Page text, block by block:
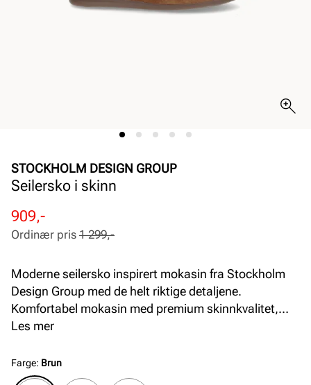
STOCKHOLM DESIGN GROUP
Seilersko i skinn
Rabattert
pris
909,-
Ordinær
pris
Ordinær pris 1 299,-
Moderne seilersko inspirert mokasin fra Stockholm
Design Group med de helt riktige detaljene.
Komfortabel mokasin med premium skinnkvalitet,
mykt skinnfòr og en fleksibel yttersåle i gummi som
Les mer
Farge: Brun